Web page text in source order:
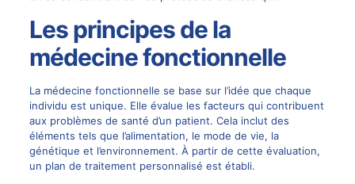
Les principes de la
médecine fonctionnelle
La médecine fonctionnelle se base sur l’idée que chaque
individu est unique. Elle évalue les facteurs qui contribuent
aux problèmes de santé d’un patient. Cela inclut des
éléments tels que l’alimentation, le mode de vie, la
génétique et l’environnement. À partir de cette évaluation,
un plan de traitement personnalisé est établi.